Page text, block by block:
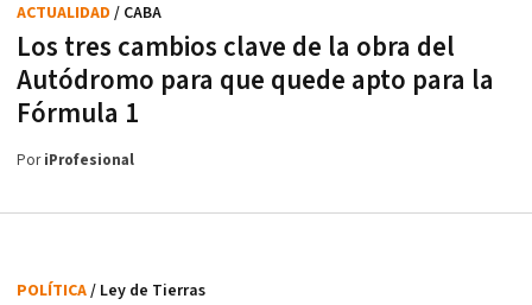
Los tres cambios clave de la obra del
Autódromo para que quede apto para la
Fórmula 1
ACTUALIDAD / CABA
PoriProfesional
POLÍTICA/ Ley de Tierras